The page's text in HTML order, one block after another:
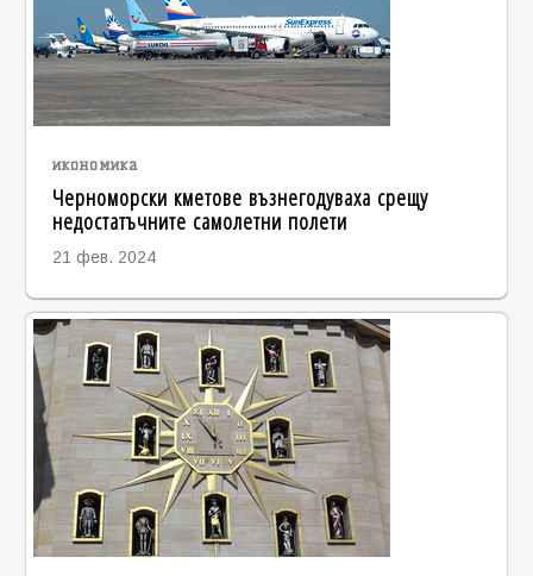
икономика
Черноморски кметове възнегодуваха срещу
недостатъчните самолетни полети
21 фев. 2024